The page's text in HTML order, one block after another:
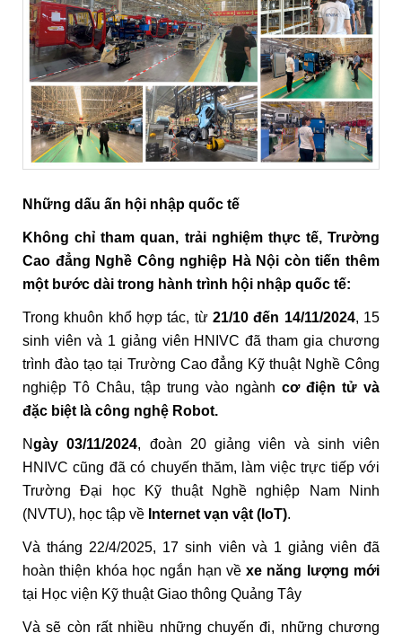
Những dấu ấn hội nhập quốc tế
Không chỉ tham quan, trải nghiệm thực tế, Trường
Cao đẳng Nghề Công nghiệp Hà Nội còn tiến thêm
một bước dài trong hành trình hội nhập quốc tế:
Trong khuôn khổ hợp tác, từ 21/10 đến 14/11/2024, 15
sinh viên và 1 giảng viên HNIVC đã tham gia chương
trình đào tạo tại Trường Cao đẳng Kỹ thuật Nghề Công
nghiệp Tô Châu, tập trung vào ngành cơ điện tử và
đặc biệt là công nghệ Robot.
Ngày 03/11/2024, đoàn 20 giảng viên và sinh viên
HNIVC cũng đã có chuyến thăm, làm việc trực tiếp với
Trường Đại học Kỹ thuật Nghề nghiệp Nam Ninh
(NVTU), học tập về Internet vạn vật (IoT).
Và tháng 22/4/2025, 17 sinh viên và 1 giảng viên đã
hoàn thiện khóa học ngắn hạn vềxe năng lượng mới
tại Học viện Kỹ thuật Giao thông Quảng Tây
Và sẽ còn rất nhiều những chuyến đi, những chương